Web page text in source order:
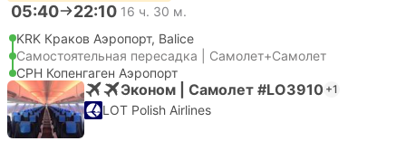
05:40 22:10 16 ч. 30 м.
KRK Краков Аэропорт, Balice
Самостоятельная пересадка | Самолет+Самолет
CPH Копенгаген Аэропорт
Эконом | Самолет #LO3910 +1
LOT Polish Airlines